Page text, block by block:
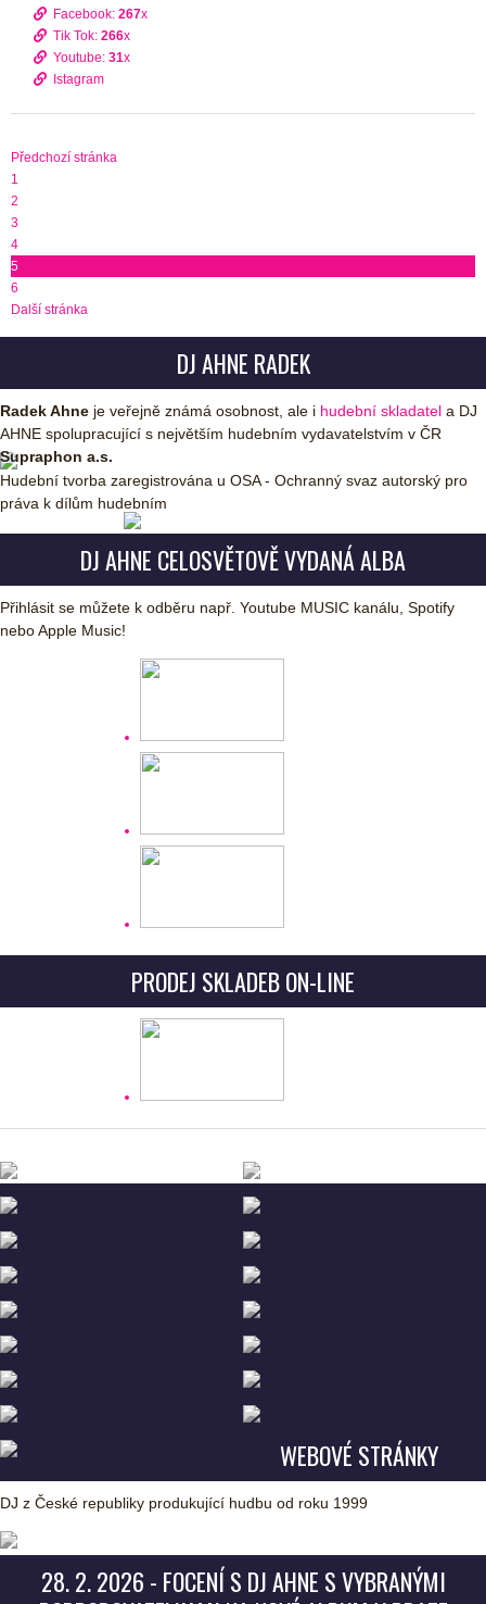
Facebook:267x
Tik Tok:266x
Youtube:31x
Istagram
Předchozí stránka
1
2
3
4
5
6
Další stránka
DJ AHNE RADEK
Radek Ahne je veřejně známá osobnost, ale i hudební skladatel a DJ
AHNE spolupracující s největším hudebním vydavatelstvím v ČR
Supraphon a.s.
Hudební tvorba zaregistrována u OSA - Ochranný svaz autorský pro
práva k dílům hudebním
DJ AHNE CELOSVĚTOVĚ VYDANÁ ALBA
Přihlásit se můžete k odběru např. Youtube MUSIC kanálu, Spotify
nebo Apple Music!
PRODEJ SKLADEB ON-LINE
WEBOVÉ STRÁNKY
DJ z České republiky produkující hudbu od roku 1999
28. 2. 2026 - FOCENÍ S DJ AHNE S VYBRANÝMI